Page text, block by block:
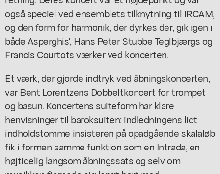
også speciel ved ensemblets tilknytning til IRCAM,
og den form for harmonik, der dyrkes der, gik igen i
både Asperghis', Hans Peter Stubbe Teglbjærgs og
Francis Courtots værker ved koncerten.
Et værk, der gjorde indtryk ved åbningskoncerten,
var Bent Lorentzens Dobbeltkoncert for trompet
og basun. Koncertens suiteform har klare
henvisninger til baroksuiten; indledningens lidt
indholdstomme insisteren på opadgående skalaløb
fik i formen samme funktion som en Intrada, en
højtidelig langsom åbningssats og selv om